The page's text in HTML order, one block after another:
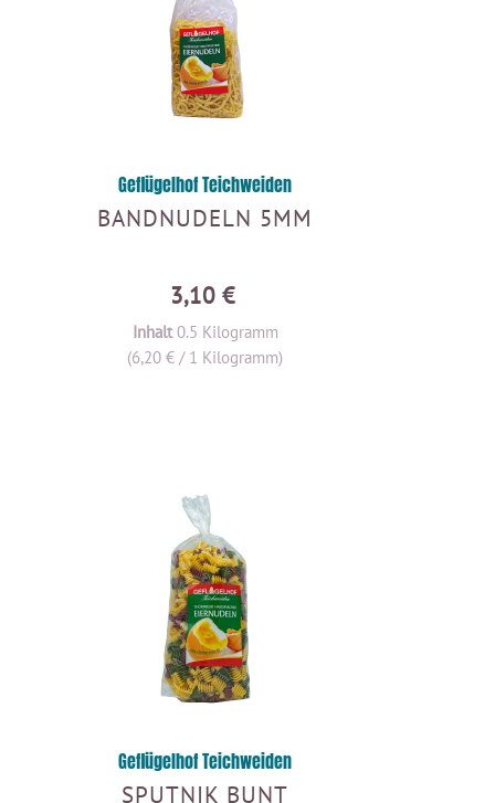
Geflügelhof Teichweiden
BANDNUDELN 5MM
3,10 €
Inhalt0.5 Kilogramm
(6,20 € / 1 Kilogramm)
Geflügelhof Teichweiden
SPUTNIK BUNT